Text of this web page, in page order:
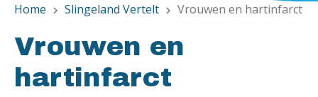
Home chevron_right Slingeland Vertelt chevron_right Vrouwen en hartinfarct
Vrouwen en
hartinfarct